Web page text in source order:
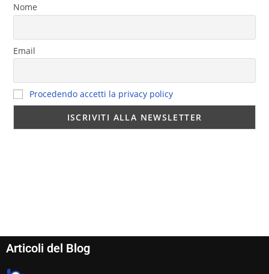
Nome
Email
Procedendo accetti la privacy policy
Articoli del Blog